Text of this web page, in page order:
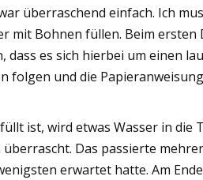
überraschend einfach. Ich
mit Bohnen füllen. Beim ersten
dass es sich hierbei um einen
folgen und die
ist, wird etwas Wasser in die
Das passierte
erwartet hatte. Am